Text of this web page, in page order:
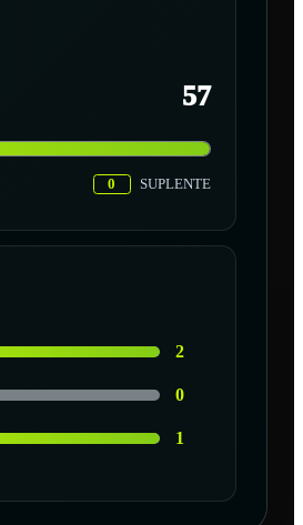
57
0 SUPLENTE
2
0
1